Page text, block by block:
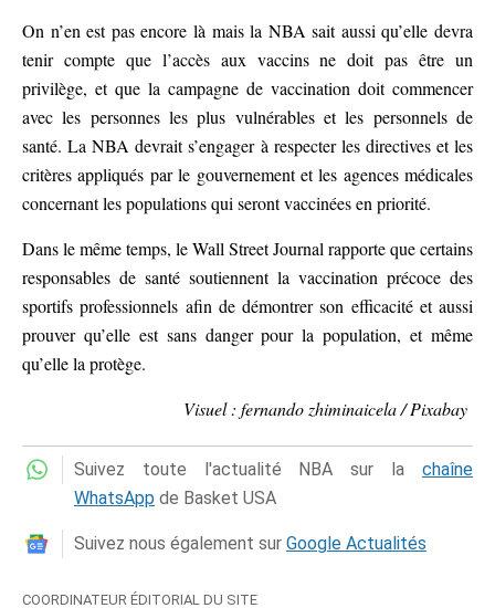
On n’en est pas encore là mais la NBA sait aussi qu’elle devra
tenir compte que l’accès aux vaccins ne doit pas être un
privilège, et que la campagne de vaccination doit commencer
avec les personnes les plus vulnérables et les personnels de
santé. La NBA devrait s’engager à respecter les directives et les
critères appliqués par le gouvernement et les agences médicales
concernant les populations qui seront vaccinées en priorité.
Dans le même temps, le Wall Street Journal rapporte que certains
responsables de santé soutiennent la vaccination précoce des
sportifs professionnels afin de démontrer son efficacité et aussi
prouver qu’elle est sans danger pour la population, et même
qu’elle la protège.
Visuel : fernando zhiminaicela / Pixabay
Suivez toute l'actualité NBA sur la chaîne
WhatsApp de Basket USA
Suivez nous également sur Google Actualités
COORDINATEUR ÉDITORIAL DU SITE